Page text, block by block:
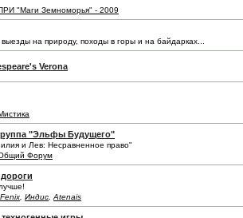
"Маги Земноморья" - 2009
выезды на природу, походы в горы и на байдарках...
Verona
"Эльфы Будущего"
и Лев: Несравненное право"
Форум
Fenix Индис Atenais